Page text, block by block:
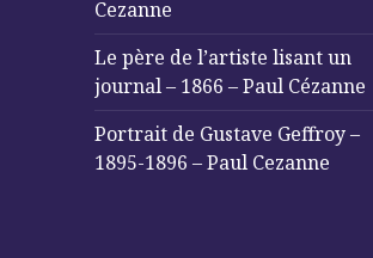
Cezanne
Le père de l’artiste lisant un
journal – 1866 – Paul Cézanne
Portrait de Gustave Geffroy –
1895-1896 – Paul Cezanne